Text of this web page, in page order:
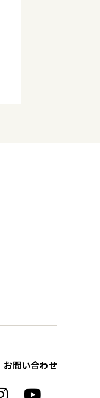
お問い合わせ